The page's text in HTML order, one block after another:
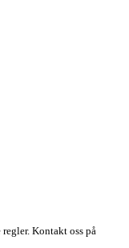
Kontakt oss på